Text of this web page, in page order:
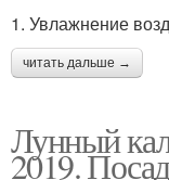
1. Увлажнение
читать дальше →
Лунный
2019.